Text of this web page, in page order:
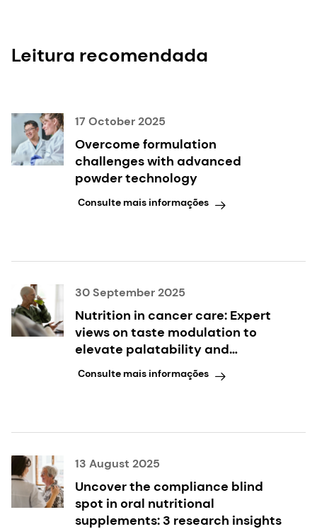
Leitura recomendada
17 October 2025
Overcome formulation
challenges with advanced
powder technology
Consulte mais informações
30 September 2025
Nutrition in cancer care: Expert
views on taste modulation to
elevate palatability and
compliance
Consulte mais informações
13 August 2025
Uncover the compliance blind
spot in oral nutritional
supplements: 3 research insights